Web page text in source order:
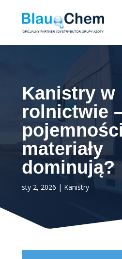
Kanistry w
rolnictwie
materiały
dominują?
sty 2, 2026 | Kanistry